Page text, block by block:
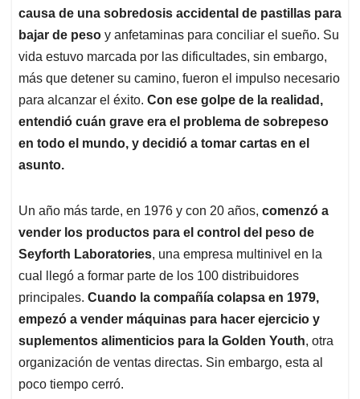
causa de una sobredosis accidental de pastillas para
bajar de peso y anfetaminas para conciliar el sueño. Su
vida estuvo marcada por las dificultades, sin embargo,
más que detener su camino, fueron el impulso necesario
para alcanzar el éxito. Con ese golpe de la realidad,
entendió cuán grave era el problema de sobrepeso
en todo el mundo, y decidió a tomar cartas en el
asunto.
Un año más tarde, en 1976 y con 20 años, comenzó a
vender los productos para el control del peso de
Seyforth Laboratories, una empresa multinivel en la
cual llegó a formar parte de los 100 distribuidores
principales. Cuando la compañía colapsa en 1979,
empezó a vender máquinas para hacer ejercicio y
suplementos alimenticios para la Golden Youth, otra
organización de ventas directas. Sin embargo, esta al
poco tiempo cerró.